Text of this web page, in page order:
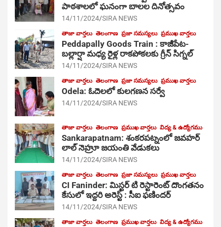
పాఠ‌శాల‌లో ఘనంగా బాలల దినోత్సవం
14/11/2024 SIRA NEWS
తాజా వార్తలు తెలంగాణ ప్రజా సమస్యలు ప్రముఖ వార్తలు
Peddapally Goods Train : కాజీపేట-
బల్లార్షా మధ్య రైళ్ల రాకపోకలకు గ్రీన్ సిగ్నల్
14/11/2024 SIRA NEWS
తాజా వార్తలు తెలంగాణ ప్రజా సమస్యలు ప్రముఖ వార్తలు
Odela: ఓదెలలో కులగణన సర్వే
14/11/2024 SIRA NEWS
తాజా వార్తలు తెలంగాణ ప్రముఖ వార్తలు విద్య & ఉద్యోగము
Sankarapatnam: శంకరపట్నంలో జవహర్
లాల్ నెహ్రూ జయంతి వేడుకలు
14/11/2024 SIRA NEWS
తాజా వార్తలు తెలంగాణ ప్రజా సమస్యలు ప్రముఖ వార్తలు
CI Faninder: మిస్టర్ టి రెస్టారెంట్ దొంగతనం
కేసులో ఇద్దరి అరెస్ట్ : సీఐ ఫణిందర్
14/11/2024 SIRA NEWS
తాజా వార్తలు తెలంగాణ ప్రముఖ వార్తలు విద్య & ఉద్యోగము